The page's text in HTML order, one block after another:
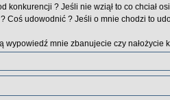
konkurencji ? Jeśli nie wziął to co chciał
Coś udowodnić ? Jeśli o mnie chodzi to
wypowiedź mnie zbanujecie czy nałożycie